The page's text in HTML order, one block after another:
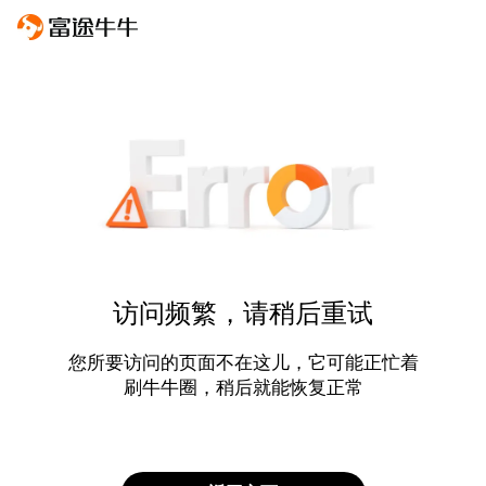
访问频繁，请稍后重试
您所要访问的页面不在这儿，它可能正忙着
刷牛牛圈，稍后就能恢复正常